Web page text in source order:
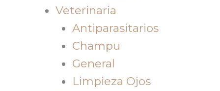
Veterinaria
Antiparasitarios
Champu
General
Limpieza Ojos